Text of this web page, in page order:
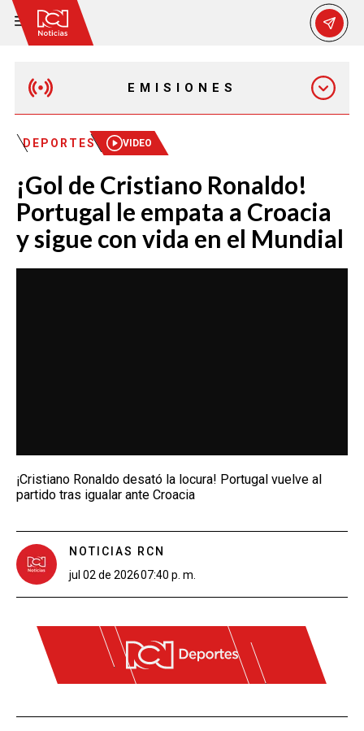
EMISIONES
EMISIÓN 12:30 PM
EMISIÓN 7:00 PM
DEPORTES VIDEO
¡Gol de Cristiano Ronaldo!
Portugal le empata a Croacia
y sigue con vida en el Mundial
¡Cristiano Ronaldo desató la locura! Portugal vuelve al
partido tras igualar ante Croacia
NOTICIAS RCN
jul 02 de 202607:40 p. m.